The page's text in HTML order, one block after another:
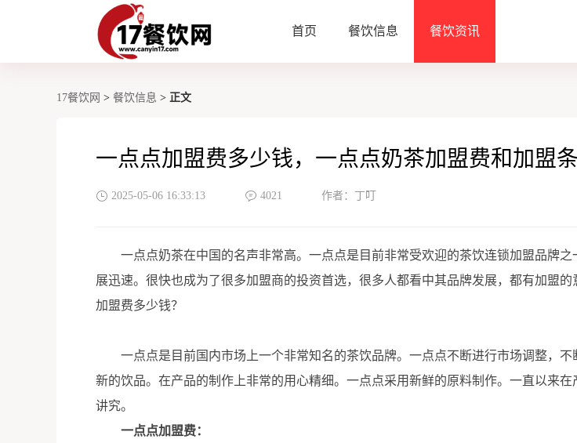
首页 餐饮信息 餐饮资讯
17餐饮网 > 餐饮信息 > 正文
一点点加盟费多少钱，一点点奶茶加盟费和加盟
2025-05-06 16:33:13 4021 作者：丁叮
一点点奶茶在中国的名声非常高。一点点是目前非常受欢迎的茶饮连锁加盟品牌之
展迅速。很快也成为了很多加盟商的投资首选，很多人都看中其品牌发展，都有加盟的
加盟费多少钱？
一点点是目前国内市场上一个非常知名的茶饮品牌。一点点不断进行市场调整，不
新的饮品。在产品的制作上非常的用心精细。一点点采用新鲜的原料制作。一直以来在
讲究。
一点点加盟费：